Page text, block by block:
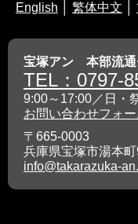
English 繁体中文
宝塚アン 本部流通
TEL：0797-
9:00～17:00／日・
お問い合わせフォー
〒665-0003
兵庫県宝塚市湯本
info@takarazuka-